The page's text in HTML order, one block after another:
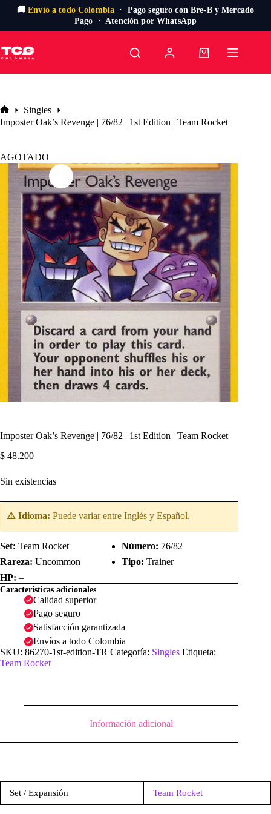
🚚Envío a todo Colombia · Pago seguro con Bre-B y Mercado
Pago · Atención por WhatsApp
al
contenido
Carro
Inicio
Singles
Imposter Oak’s Revenge | 76/82 | 1st Edition | Team Rocket
AGOTADO
Imposter Oak’s Revenge | 76/82 | 1st Edition | Team Rocket
$ 48.200
Sin existencias
⚠️ Idioma: Puede variar entre Inglés y Español.
Set: Team Rocket Número: 76/82
Rareza: Uncommon Tipo: Trainer
HP: –
Características adicionales
Calidad superior
Pago seguro
Satisfacción garantizada
Envíos a todo Colombia
SKU: 86270-1st-edition-TR Categoría: Singles Etiqueta:
Team Rocket
Información adicional
Set / Expansión Team Rocket